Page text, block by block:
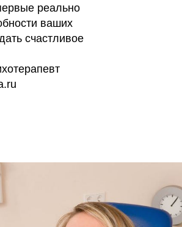
реально
ваших
счастливое